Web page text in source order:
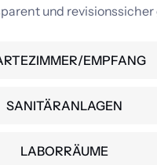
EMPFANG
SANITÄRANLAGEN
LABORRÄUME
und